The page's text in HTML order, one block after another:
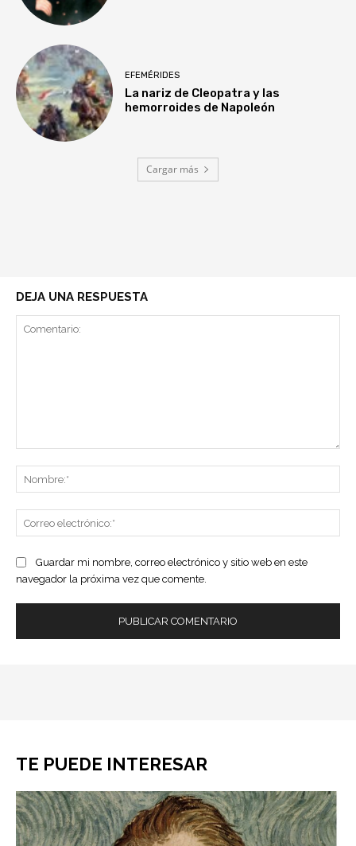
EFEMÉRIDES
La nariz de Cleopatra y las
hemorroides de Napoleón
Cargar más
DEJA UNA RESPUESTA
Guardar mi nombre, correo electrónico y sitio web en este
navegador la próxima vez que comente.
TE PUEDE INTERESAR